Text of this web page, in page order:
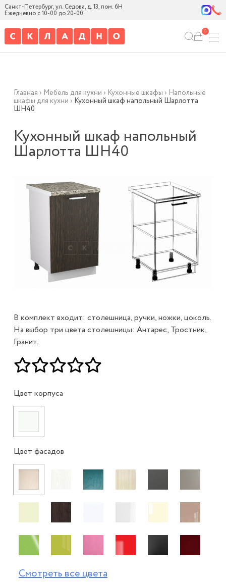
Санкт-Петербург, ул. Седова, д. 13, пом. 6Н
Ежедневно с 10-00 до 20-00
0
Главная › Мебель для кухни › Кухонные шкафы › Напольные
шкафы для кухни › Кухонный шкаф напольный Шарлотта
ШН40
Кухонный шкаф напольный
Шарлотта ШН40
В комплект входит: столешница, ручки, ножки, цоколь.
На выбор три цвета столешницы: Антарес, Тростник,
Гранит.
Цвет корпуса
Цвет фасадов
Смотреть все цвета